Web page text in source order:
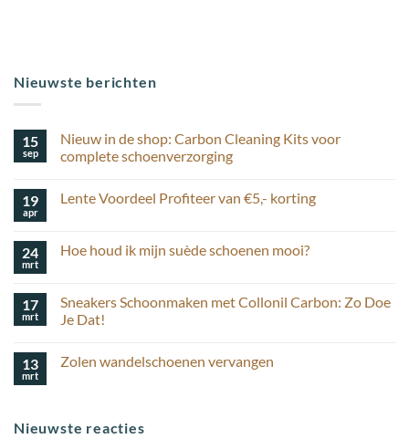
Nieuwste berichten
15
sep
Nieuw in de shop: Carbon Cleaning Kits voor
complete schoenverzorging
op
shop:
Carbon
complete
schoenverzorging
19
apr
Lente Voordeel Profiteer van €5,- korting
Lente
€5,-
korting
24
mrt
Hoe houd ik mijn suède schoenen mooi?
Hoe
houd
ik
schoenen
17
mrt
Sneakers Schoonmaken met Collonil Carbon: Zo Doe
Je Dat!
op
Zo
13
mrt
Zolen wandelschoenen vervangen
wandelschoenen
Nieuwste reacties